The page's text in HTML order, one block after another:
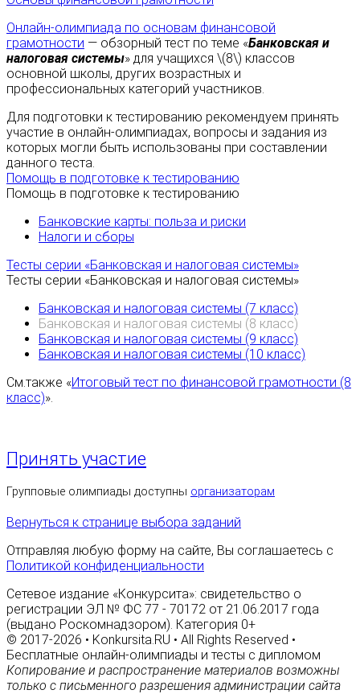
Онлайн-олимпиада по основам финансовой
грамотности — обзорный тест по теме «Банковская и
налоговая системы» для учащихся \(8\) классов
основной школы, других возрастных и
профессиональных категорий участников.
Для подготовки к тестированию рекомендуем принять
участие в онлайн-олимпиадах, вопросы и задания из
которых могли быть использованы при составлении
данного теста.
Помощь в подготовке к тестированию
Помощь в подготовке к тестированию
Банковские карты: польза и риски
Налоги и сборы
Тесты серии «Банковская и налоговая системы»
Тесты серии «Банковская и налоговая системы»
Банковская и налоговая системы (7 класс)
Банковская и налоговая системы (8 класс)
Банковская и налоговая системы (9 класс)
Банковская и налоговая системы (10 класс)
См.также «Итоговый тест по финансовой грамотности (8
класс)».
Принять участие
Групповые олимпиады доступны организаторам
Вернуться к странице выбора заданий
Отправляя любую форму на сайте, Вы соглашаетесь с
Политикой конфиденциальности
Сетевое издание «Конкурсита»: свидетельство о
регистрации ЭЛ № ФС 77 - 70172 от 21.06.2017 года
(выдано Роскомнадзором). Категория 0+
© 2017-2026 • Konkursita.RU • All Rights Reserved •
Бесплатные онлайн-олимпиады и тесты с дипломом
Копирование и распространение материалов возможны
только с письменного разрешения администрации сайта